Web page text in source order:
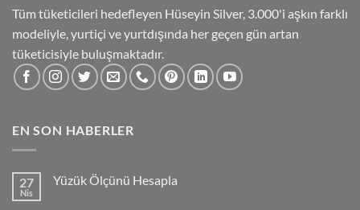
Tüm tüketicileri hedefleyen Hüseyin Silver, 3.000'i aşkın farklı
modeliyle, yurtiçi ve yurtdışında her geçen gün artan
tüketicisiyle buluşmaktadır.
EN SON HABERLER
27
Nis
Yüzük Ölçünü Hesapla